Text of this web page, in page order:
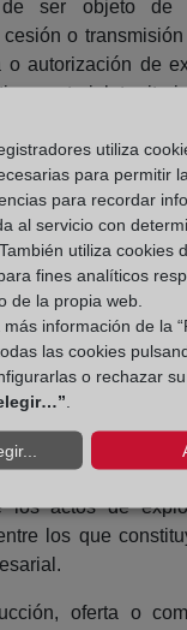
de ser objeto de
cesión o
autorización de
material,
lado, las
y
son
a intereses
frente a las que
previstas
constitutivas
se extiende
los actos de
los que
oferta o
utiliza
para permitir
para recordar
al servicio con
utiliza cookies
fines analíticos
de la propia web.
más información de la
las cookies
o rechazar